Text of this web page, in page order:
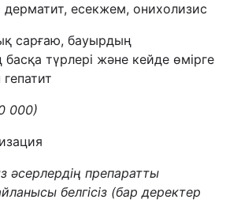
дерматит, есекжем, онихолизис
сарғаю, бауырдың
түрлері және кейде өмірге
гепатит
000)
әсерлердің препаратты
белгісіз (бар деректер